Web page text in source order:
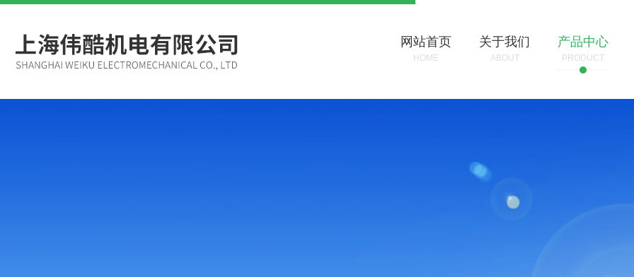
网站首页
HOME
关于我们
ABOUT
产品中心
PRODUCT